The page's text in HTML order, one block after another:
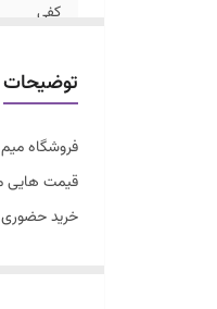
کفی
توضیحات
فروشگاه میم
قیمت هایی
خرید